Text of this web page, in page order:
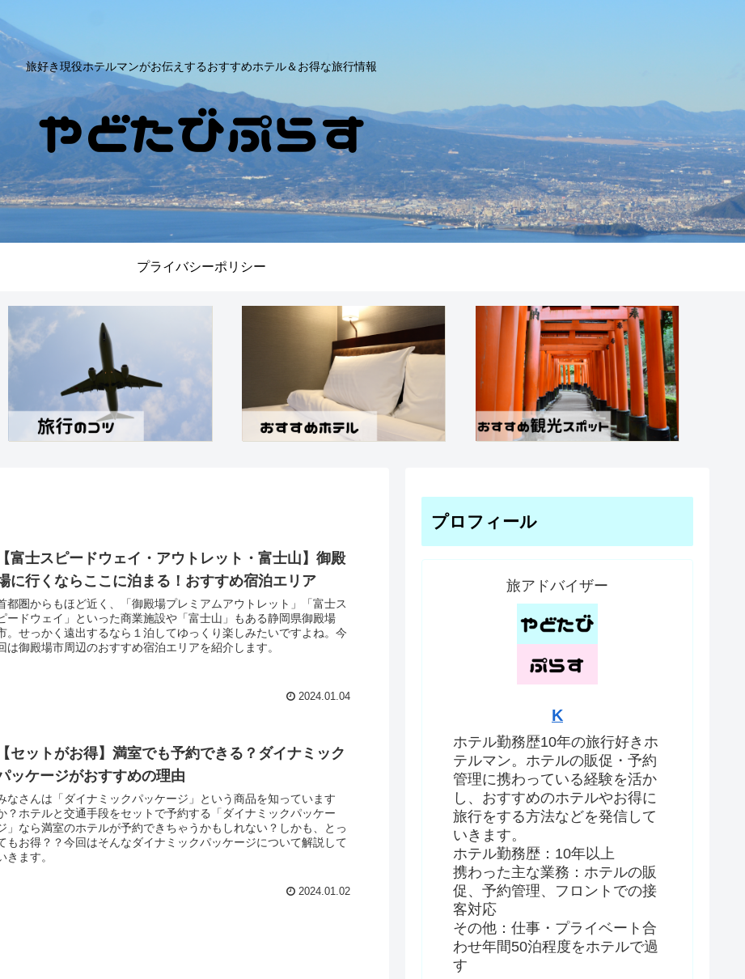
旅好き現役ホテルマンがお伝えするおすすめホテル＆お得な旅行情報
プライバシーポリシー
【富士スピードウェイ・アウトレット・富士山】御殿
に行くならここに泊まる！おすすめ宿泊エリア
都圏からもほど近く、「御殿場プレミアムアウトレット」「富士ス
ードウェイ」といった商業施設や「富士山」もある静岡県御殿場
。せっかく遠出するなら１泊してゆっくり楽しみたいですよね。今
は御殿場市周辺のおすすめ宿泊エリアを紹介します。
2024.01.04
【セットがお得】満室でも予約できる？ダイナミック
ッケージがおすすめの理由
なさんは「ダイナミックパッケージ」という商品を知っています
？ホテルと交通手段をセットで予約する「ダイナミックパッケー
」なら満室のホテルが予約できちゃうかもしれない？しかも、とっ
もお得？？今回はそんなダイナミックパッケージについて解説して
きます。
2024.01.02
プロフィール
旅アドバイザー
K
ホテル勤務歴10年の旅行好きホ
テルマン。ホテルの販促・予約
管理に携わっている経験を活か
し、おすすめのホテルやお得に
旅行をする方法などを発信して
いきます。
ホテル勤務歴：10年以上
携わった主な業務：ホテルの販
促、予約管理、フロントでの接
客対応
その他：仕事・プライベート合
わせ年間50泊程度をホテルで過
す